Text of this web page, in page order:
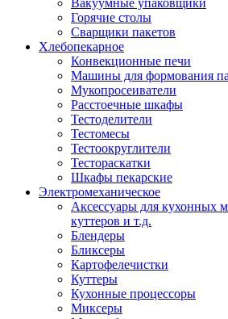
Горячие столы
Сварщики пакетов
Хлебопекарное
Конвекционные печи
Машины для формования
Мукопросеиватели
Расстоечные шкафы
Тестоделители
Тестомесы
Тестоокруглители
Тестораскатки
Шкафы пекарские
Электромеханическое
Аксессуары для кухонных
куттеров и т.д.
Блендеры
Бликсеры
Картофелечистки
Куттеры
Кухонные процессоры
Миксеры